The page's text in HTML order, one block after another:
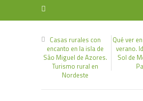
Casas rurales con
encanto en la isla de
São Miguel de Azores.
Turismo rural en
Nordeste
Qué ver
verano.
Sol de